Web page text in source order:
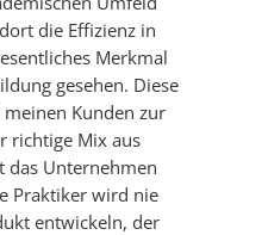
die Effizienz in
Merkmal
gesehen. Diese
Kunden zur
richtige Mix aus
das Unternehmen
Praktiker wird nie
entwickeln, der